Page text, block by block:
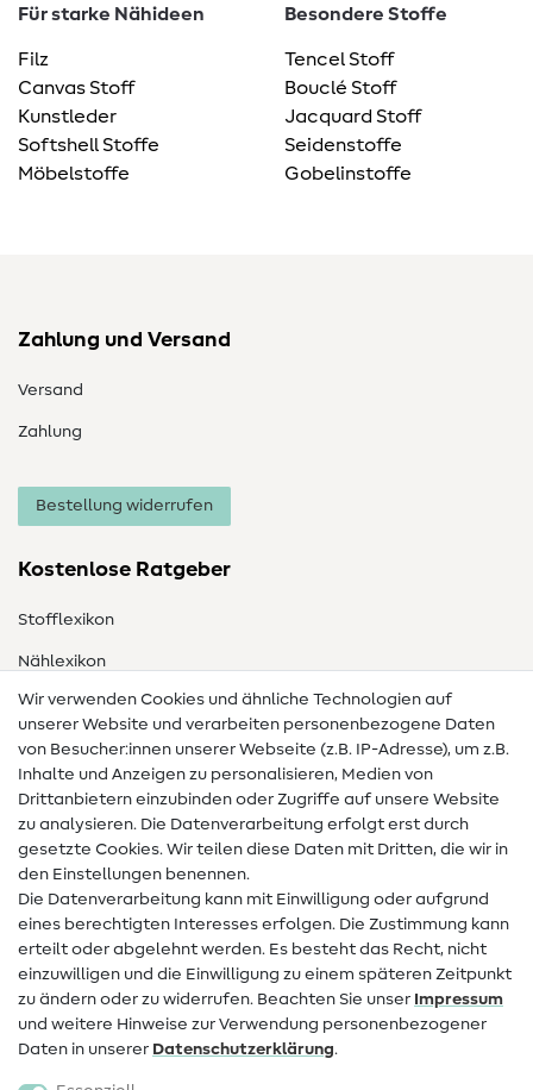
Für starke Nähideen
Filz
Canvas Stoff
Kunstleder
Softshell Stoffe
Möbelstoffe
Besondere Stoffe
Tencel Stoff
Bouclé Stoff
Jacquard Stoff
Seidenstoffe
Gobelinstoffe
Zahlung und Versand
Versand
Zahlung
Bestellung widerrufen
Kostenlose Ratgeber
Stofflexikon
Nählexikon
Nähanleitungen
Hilfe & Kontakt
Kontakt
Infos zum Betreiberwechsel
Widerrufsrecht
Beliebt
Stoffe
Wir verwenden Cookies und ähnliche Technologien auf
unserer Website und verarbeiten personenbezogene Daten
von Besucher:innen unserer Webseite (z.B. IP-Adresse), um z.B.
Inhalte und Anzeigen zu personalisieren, Medien von
Drittanbietern einzubinden oder Zugriffe auf unsere Website
zu analysieren. Die Datenverarbeitung erfolgt erst durch
gesetzte Cookies. Wir teilen diese Daten mit Dritten, die wir in
den Einstellungen benennen.
Die Datenverarbeitung kann mit Einwilligung oder aufgrund
eines berechtigten Interesses erfolgen. Die Zustimmung kann
erteilt oder abgelehnt werden. Es besteht das Recht, nicht
einzuwilligen und die Einwilligung zu einem späteren Zeitpunkt
zu ändern oder zu widerrufen. Beachten Sie unser Impressum
und weitere Hinweise zur Verwendung personenbezogener
Daten in unserer Daten­schutz­erklärung.